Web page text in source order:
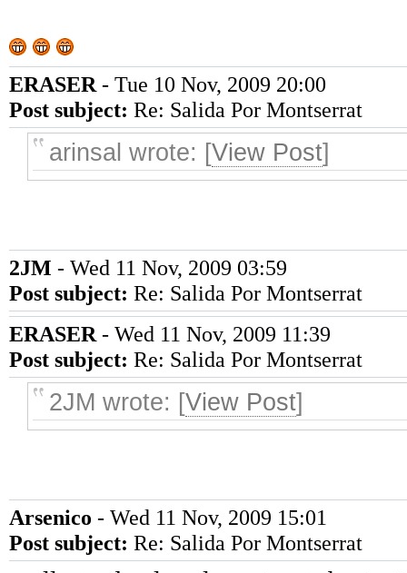
ERASER - Tue 10 Nov, 2009 20:00
Post subject: Re: Salida Por Montserrat
arinsal wrote: [View Post]
2JM - Wed 11 Nov, 2009 03:59
Post subject: Re: Salida Por Montserrat
ERASER - Wed 11 Nov, 2009 11:39
Post subject: Re: Salida Por Montserrat
2JM wrote: [View Post]
Arsenico - Wed 11 Nov, 2009 15:01
Post subject: Re: Salida Por Montserrat